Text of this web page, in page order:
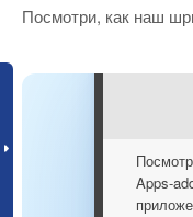
Посмотри, как наш
Apps-